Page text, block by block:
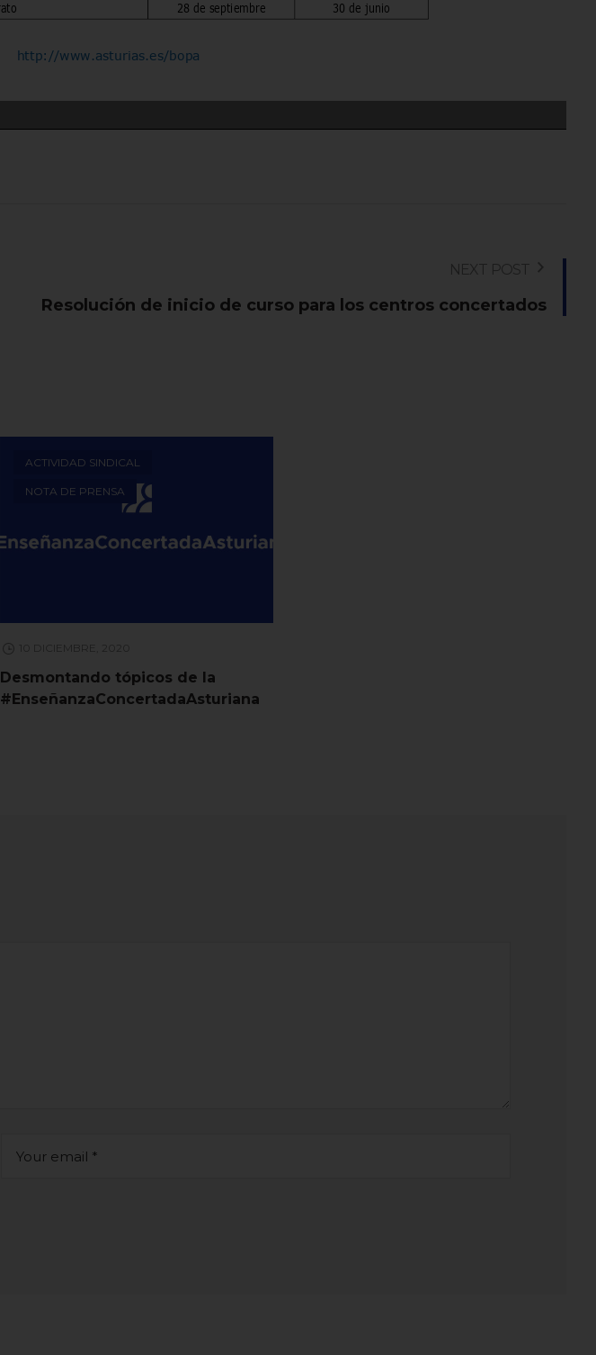
NEXT POST
Resolución de inicio de curso para los centros concertados
ACTIVIDAD SINDICAL
NOTA DE PRENSA
10 DICIEMBRE, 2020
Desmontando tópicos de la
#EnseñanzaConcertadaAsturiana